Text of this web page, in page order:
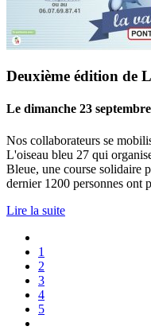
Deuxième édition de
Le dimanche 23
Nos collaborateurs se
L'oiseau bleu 27​ qui
Bleue, une course solidaire
dernier 1200 personnes ont
Lire la suite
1
2
3
4
5